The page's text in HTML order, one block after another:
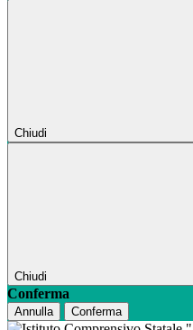
Chiudi
Chiudi
Conferma
Annulla Conferma